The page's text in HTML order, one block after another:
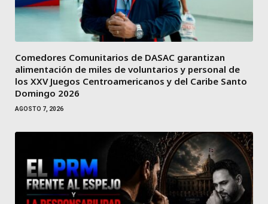
Comedores Comunitarios de DASAC garantizan
alimentación de miles de voluntarios y personal de
los XXV Juegos Centroamericanos y del Caribe Santo
Domingo 2026
AGOSTO 7, 2026